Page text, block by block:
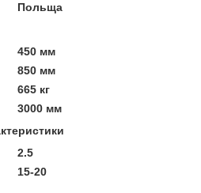
Польща
450 мм
850 мм
665 кг
3000 мм
2.5
15-20